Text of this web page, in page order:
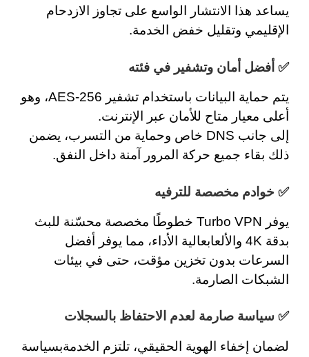
يساعد هذا الانتشار الواسع على تجاوز الازدحام
الإقليمي وتقليل خفض الخدمة.
✅ أفضل أمان وتشفير في فئته
يتم حماية البيانات باستخدام تشفير AES-256
، وهو
أعلى معيار متاح للأمان عبر الإنترنت.
إلى جانب DNS خاص
وحماية من التسرب، يضمن
ذلك بقاء جميع حركة المرور آمنة داخل النفق.
✅ خوادم مخصصة للترفيه
يوفر Turbo VPN خطوطًا مخصصة محسّنة
للبث
بدقة 4K
والألعابعالية الأداء، مما يوفر أفضل
السرعات بدون تخزين مؤقت، حتى في بيئات
الشبكات الصارمة.
✅ سياسة صارمة لعدم الاحتفاظ بالسجلات
لضمان إخفاء الهوية الحقيقي، تلتزم الخدمةبسياسة